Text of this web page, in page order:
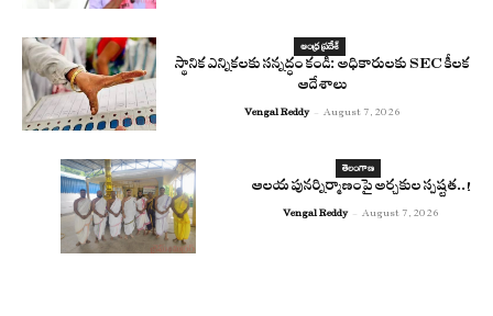
ఆంధ్ర ప్రదేశ్
స్థానిక ఎన్నికలకు సన్నద్ధం కండి: అధికారులకు SEC కీలక
ఆదేశాలు
Vengal Reddy - August 7, 2026
తెలంగాణ
ఆలయ పునర్నిర్మాణంపై అర్చకుల స్పష్టత..!
Vengal Reddy - August 7, 2026